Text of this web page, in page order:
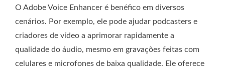
O Adobe Voice Enhancer é benéfico em diversos
cenários. Por exemplo, ele pode ajudar podcasters e
criadores de vídeo a aprimorar rapidamente a
qualidade do áudio, mesmo em gravações feitas com
celulares e microfones de baixa qualidade. Ele oferece